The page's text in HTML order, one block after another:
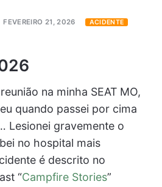
FEVEREIRO 21, 2026 ACIDENTE
na minha SEAT MO,
quando passei por cima
Lesionei gravemente o
no hospital mais
é descrito no
“Campfire Stories”